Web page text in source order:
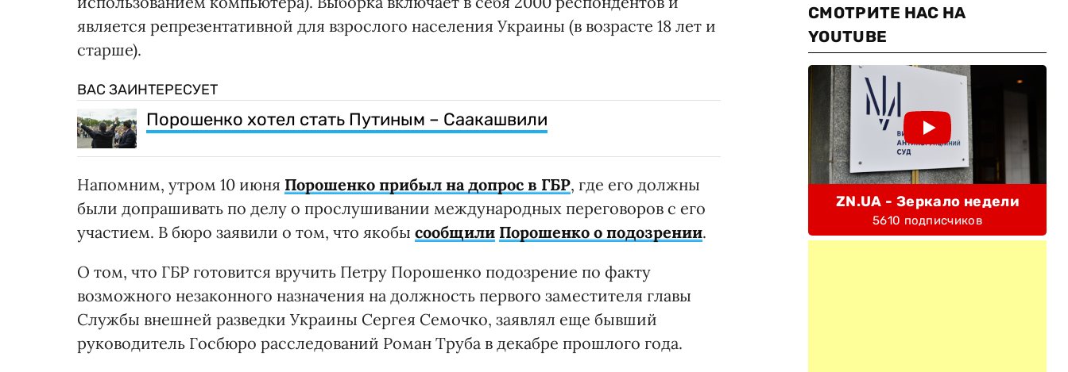
является репрезентативной для взрослого населения Украины (в возрасте 18 лет и
старше).
ВАС ЗАИНТЕРЕСУЕТ
Порошенко хотел стать Путиным – Саакашвили
Напомним, утром 10 июня Порошенко прибыл на допрос в ГБР, где его должны
были допрашивать по делу о прослушивании международных переговоров с его
участием. В бюро заявили о том, что якобы сообщили Порошенко о подозрении.
О том, что ГБР готовится вручить Петру Порошенко подозрение по факту
возможного незаконного назначения на должность первого заместителя главы
Службы внешней разведки Украины Сергея Семочко, заявлял еще бывший
руководитель Госбюро расследований Роман Труба в декабре прошлого года.
СМОТРИТЕ НАС НА
YOUTUBE
ZN.UA - Зеркало недели
5610 подписчиков